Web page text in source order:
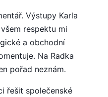
Výstupy Karla
respektu mi
a obchodní
Na Radka
pořad neznám.
řešit společenské